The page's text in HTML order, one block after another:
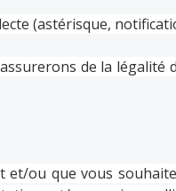
(astérisque,
de la légalité
ou que vous